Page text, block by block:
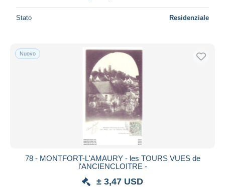
Stato Residenziale
Nuovo
78 - MONTFORT-L'AMAURY - les TOURS VUES de
l'ANCIENCLOITRE -
± 3,47 USD